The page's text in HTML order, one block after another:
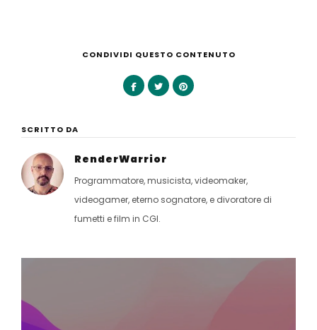
CONDIVIDI QUESTO CONTENUTO
SCRITTO DA
RenderWarrior
Programmatore, musicista, videomaker,
videogamer, eterno sognatore, e divoratore di
fumetti e film in CGI.